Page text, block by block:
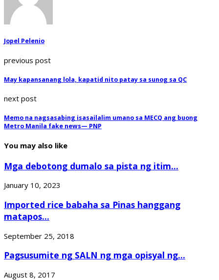
Jopel Pelenio
previous post
May kapansanang lola, kapatid nito patay sa sunog sa QC
next post
Memo na nagsasabing isasailalim umano sa MECQ ang buong
Metro Manila fake news— PNP
You may also like
Mga debotong dumalo sa pista ng itim...
January 10, 2023
Imported rice babaha sa Pinas hanggang
matapos...
September 25, 2018
Pagsusumite ng SALN ng mga opisyal ng...
August 8, 2017